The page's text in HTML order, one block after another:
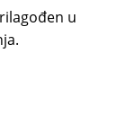
u